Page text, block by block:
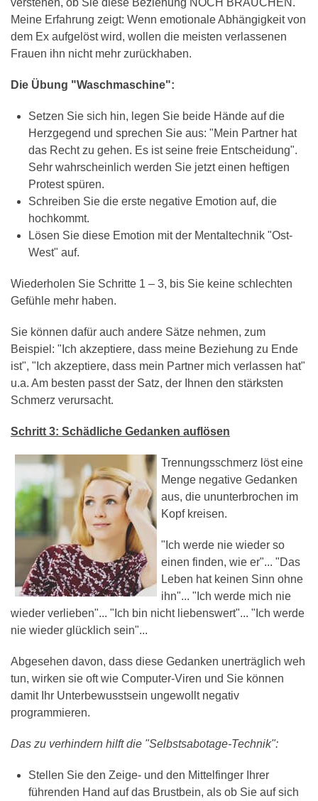
verstehen, ob Sie diese Beziehung NOCH BRAUCHEN.
Meine Erfahrung zeigt: Wenn emotionale Abhängigkeit von
dem Ex aufgelöst wird, wollen die meisten verlassenen
Frauen ihn nicht mehr zurückhaben.
Die Übung "Waschmaschine":
Setzen Sie sich hin, legen Sie beide Hände auf die
Herzgegend und sprechen Sie aus: "Mein Partner hat
das Recht zu gehen. Es ist seine freie Entscheidung".
Sehr wahrscheinlich werden Sie jetzt einen heftigen
Protest spüren.
Schreiben Sie die erste negative Emotion auf, die
hochkommt.
Lösen Sie diese Emotion mit der Mentaltechnik "Ost-
West" auf.
Wiederholen Sie Schritte 1 – 3, bis Sie keine schlechten
Gefühle mehr haben.
Sie können dafür auch andere Sätze nehmen, zum
Beispiel: "Ich akzeptiere, dass meine Beziehung zu Ende
ist", "Ich akzeptiere, dass mein Partner mich verlassen hat"
u.a. Am besten passt der Satz, der Ihnen den stärksten
Schmerz verursacht.
Schritt 3: Schädliche Gedanken auflösen
Trennungsschmerz löst eine
Menge negative Gedanken
aus, die ununterbrochen im
Kopf kreisen.
"Ich werde nie wieder so
einen finden, wie er"... "Das
Leben hat keinen Sinn ohne
ihn"... "Ich werde mich nie
wieder verlieben"... "Ich bin nicht liebenswert"... "Ich werde
nie wieder glücklich sein"...
Abgesehen davon, dass diese Gedanken unerträglich weh
tun, wirken sie oft wie Computer-Viren und Sie können
damit Ihr Unterbewusstsein ungewollt negativ
programmieren.
Das zu verhindern hilft die "Selbstsabotage-Technik":
Stellen Sie den Zeige- und den Mittelfinger Ihrer
führenden Hand auf das Brustbein, als ob Sie auf sich